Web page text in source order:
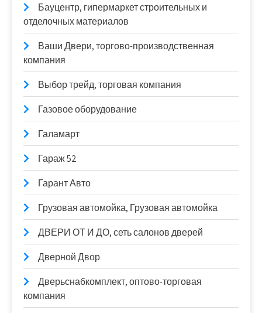
Бауцентр, гипермаркет строительных и
отделочных материалов
Ваши Двери, торгово-производственная
компания
Выбор трейд, торговая компания
Газовое оборудование
Галамарт
Гараж 52
Гарант Авто
Грузовая автомойка, Грузовая автомойка
ДВЕРИ ОТ И ДО, сеть салонов дверей
Дверной Двор
Дверьснабкомплект, оптово-торговая
компания